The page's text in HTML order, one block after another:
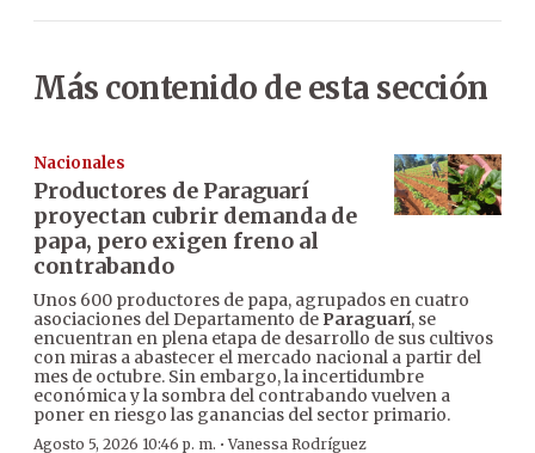
Más contenido de esta sección
Nacionales
Productores de Paraguarí
proyectan cubrir demanda de
papa, pero exigen freno al
contrabando
Unos 600 productores de papa, agrupados en cuatro
asociaciones del Departamento de Paraguarí, se
encuentran en plena etapa de desarrollo de sus cultivos
con miras a abastecer el mercado nacional a partir del
mes de octubre. Sin embargo, la incertidumbre
económica y la sombra del contrabando vuelven a
poner en riesgo las ganancias del sector primario.
Agosto 5, 2026 10:46 p. m. ·Vanessa Rodríguez